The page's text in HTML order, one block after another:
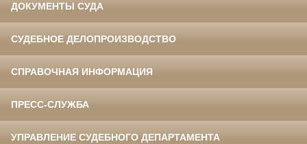
ДОКУМЕНТЫ СУДА
СУДЕБНОЕ ДЕЛОПРОИЗВОДСТВО
СПРАВОЧНАЯ ИНФОРМАЦИЯ
ПРЕСС-СЛУЖБА
УПРАВЛЕНИЕ СУДЕБНОГО ДЕПАРТАМЕНТА